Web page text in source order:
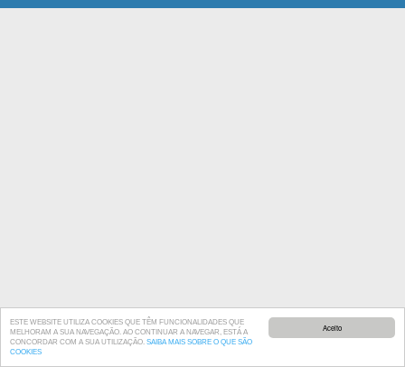
Aceito
ESTE WEBSITE UTILIZA COOKIES QUE TÊM FUNCIONALIDADES QUE
MELHORAM A SUA NAVEGAÇÃO. AO CONTINUAR A NAVEGAR, ESTÁ A
CONCORDAR COM A SUA UTILIZAÇÃO. SAIBA MAIS SOBRE O QUE SÃO
COOKIES